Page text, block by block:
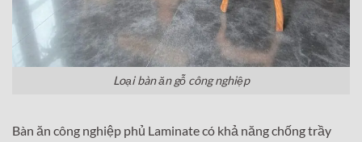
Loại bàn ăn gỗ công nghiệp
Bàn ăn công nghiệp phủ Laminate có khả năng chống trầy